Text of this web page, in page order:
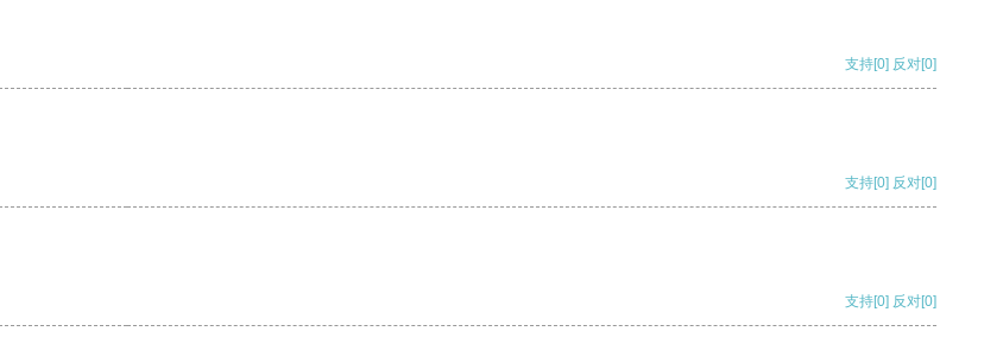
支持[0] 反对[0]
支持[0] 反对[0]
支持[0] 反对[0]